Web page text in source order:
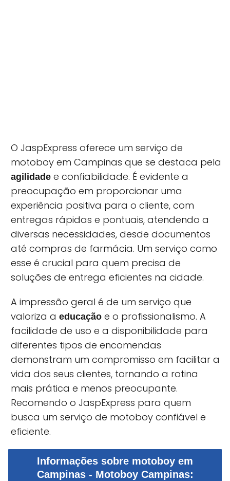
O JaspExpress oferece um serviço de
motoboy em Campinas que se destaca pela
agilidade e confiabilidade. É evidente a
preocupação em proporcionar uma
experiência positiva para o cliente, com
entregas rápidas e pontuais, atendendo a
diversas necessidades, desde documentos
até compras de farmácia. Um serviço como
esse é crucial para quem precisa de
soluções de entrega eficientes na cidade.
A impressão geral é de um serviço que
valoriza a educação e o profissionalismo. A
facilidade de uso e a disponibilidade para
diferentes tipos de encomendas
demonstram um compromisso em facilitar a
vida dos seus clientes, tornando a rotina
mais prática e menos preocupante.
Recomendo o JaspExpress para quem
busca um serviço de motoboy confiável e
eficiente.
Informações sobre motoboy em
Campinas - Motoboy Campinas: